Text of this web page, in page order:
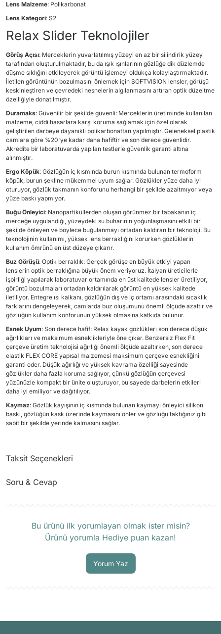
Lens Malzeme: Polikarbonat
Lens Kategori: S2
Relax Slider Teknolojiler
Görüş Açısı: Merceklerin yuvarlatılmış yüzeyi en az bir silindirik yüzey
tarafından oluşturulmaktadır, bu da ışık ışınlarının gözlüğe dik düzlemde
düşme sıklığını etkileyerek görüntü işlemeyi oldukça kolaylaştırmaktadır.
İletilen görüntünün bozulmasını önlemek için SOFTVISION lensler, görüşü
keskinleştiren ve çevredeki nesnelerin algılanmasını artıran optik düzeltme
özelliğiyle donatılmıştır.
Duramaks: Güvenilir bir şekilde güvenli: Merceklerin üretiminde kullanılan
malzeme, ciddi hasarlara karşı koruma sağlamak için özel olarak
geliştirilen darbeye dayanıklı polikarbonattan yapılmıştır. Geleneksel plastik
camlara göre %20'ye kadar daha hafiftir ve son derece güvenlidir.
Akredite bir laboratuvarda yapılan testlerle güvenlik garanti altına
alınmıştır.
Ergo Köpük: Gözlüğün iç kısmında burun kısmında bulunan termoform
köpük, burun şekline mükemmel uyum sağlar. Gözlükler yüze daha iyi
oturuyor, gözlük takmanın konforunu herhangi bir şekilde azaltmıyor veya
yüze baskı yapmıyor.
Buğu Önleyici: Nanopartiküllerden oluşan görünmez bir tabakanın iç
merceğe uygulandığı, yüzeydeki su buharının yoğunlaşmasını etkili bir
şekilde önleyen ve böylece buğulanmayı ortadan kaldıran bir teknoloji. Bu
teknolojinin kullanımı, yüksek lens berraklığını korurken gözlüklerin
kullanım ömrünü en üst düzeye çıkarır.
Buz Görüşü: Optik berraklık: Gerçek görüşe en büyük etkiyi yapan
lenslerin optik berraklığına büyük önem veriyoruz. İtalyan üreticilerle
işbirliği yapılarak laboratuvar ortamında en üst kalitede lensler üretiliyor,
görüntü bozulmaları ortadan kaldırılarak görüntü en yüksek kalitede
iletiliyor. Entegre ısı kalkanı, gözlüğün dış ve iç ortamı arasındaki sıcaklık
farklarını dengeleyerek, camlarda buz oluşumunu önemli ölçüde azaltır ve
gözlüğün kullanım konforunun yüksek olmasına katkıda bulunur.
Esnek Uyum: Son derece hafif: Relax kayak gözlükleri son derece düşük
ağırlıkları ve maksimum esneklikleriyle öne çıkar. Benzersiz Flex Fit
çerçeve üretim teknolojisi ağırlığı önemli ölçüde azaltırken, son derece
elastik FLEX CORE yapısal malzemesi maksimum çerçeve esnekliğini
garanti eder. Düşük ağırlığı ve yüksek kavrama özelliği sayesinde
gözlükler daha fazla koruma sağlıyor, çünkü gözlüğün çerçevesi
yüzünüzle kompakt bir ünite oluşturuyor, bu sayede darbelerin etkileri
daha iyi emiliyor ve dağıtılıyor.
Kaymaz: Gözlük kayışının iç kısmında bulunan kaymayı önleyici silikon
baskı, gözlüğün kask üzerinde kaymasını önler ve gözlüğü taktığınız gibi
sabit bir şekilde yerinde kalmasını sağlar.
Taksit Seçenekleri
Soru & Cevap
Bu ürünü ilk yorumlayan olmak ister misin?
Ürünü yorumla Hediye puan kazan!
Yorum Yaz